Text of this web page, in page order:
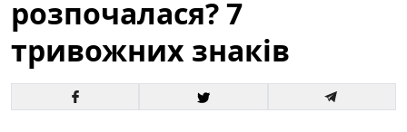
розпочалася? 7
тривожних знаків